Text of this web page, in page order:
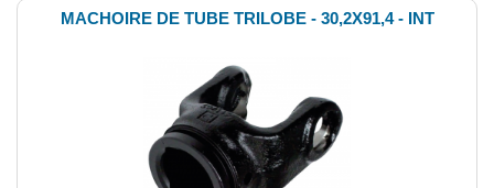
MACHOIRE DE TUBE TRILOBE - 30,2X91,4 - INT